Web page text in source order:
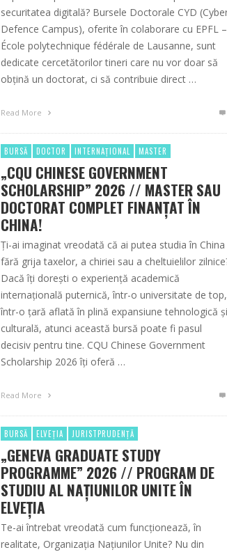
securitatea digitală? Bursele Doctorale CYD
Defence Campus), oferite în colaborare cu EPFL –
École polytechnique fédérale de Lausanne, sunt
dedicate cercetătorilor tineri care nu vor doar să
obțină un doctorat, ci să contribuie direct …
Read More
BURSĂ DOCTOR INTERNAȚIONAL MASTER
„CQU CHINESE GOVERNMENT
SCHOLARSHIP” 2026 // MASTER SAU
DOCTORAT COMPLET FINANȚAT ÎN
CHINA!
Ți-ai imaginat vreodată că ai putea studia în China
fără grija taxelor, a chiriei sau a cheltuielilor
Dacă îți dorești o experiență academică
internațională puternică, într-o universitate de top,
într-o țară aflată în plină expansiune tehnologică și
culturală, atunci această bursă poate fi pasul
decisiv pentru tine. CQU Chinese Government
Scholarship 2026 îți oferă …
Read More
BURSĂ ELVEȚIA JURISTPRUDENȚĂ
„GENEVA GRADUATE STUDY
PROGRAMME” 2026 // PROGRAM DE
STUDIU AL NAȚIUNILOR UNITE ÎN
ELVEȚIA
Te-ai întrebat vreodată cum funcționează, în
realitate, Organizația Națiunilor Unite? Nu din